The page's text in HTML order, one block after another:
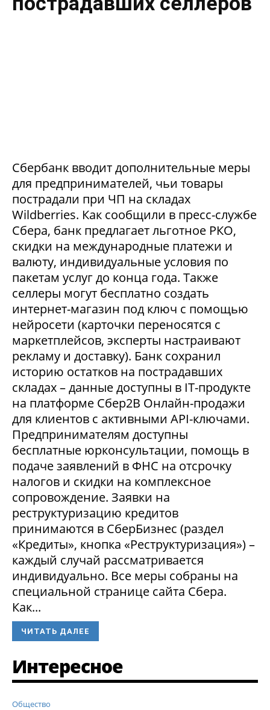
Сбербанк вводит дополнительные меры
для предпринимателей, чьи товары
пострадали при ЧП на складах
Wildberries. Как сообщили в пресс-службе
Сбера, банк предлагает льготное РКО,
скидки на международные платежи и
валюту, индивидуальные условия по
пакетам услуг до конца года. Также
селлеры могут бесплатно создать
интернет-магазин под ключ с помощью
нейросети (карточки переносятся с
маркетплейсов, эксперты настраивают
рекламу и доставку). Банк сохранил
историю остатков на пострадавших
складах – данные доступны в IT-продукте
на платформе Сбер2В Онлайн-продажи
для клиентов с активными API-ключами.
Предпринимателям доступны
бесплатные юрконсультации, помощь в
подаче заявлений в ФНС на отсрочку
налогов и скидки на комплексное
сопровождение. Заявки на
реструктуризацию кредитов
принимаются в СберБизнес (раздел
«Кредиты», кнопка «Реструктуризация») –
каждый случай рассматривается
индивидуально. Все меры собраны на
специальной странице сайта Сбера.
Как...
ЧИТАТЬ ДАЛЕЕ
Интересное
Общество